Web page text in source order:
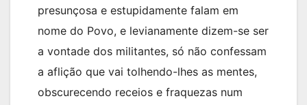
presunçosa e estupidamente falam em
nome do Povo, e levianamente dizem-se ser
a vontade dos militantes, só não confessam
a aflição que vai tolhendo-lhes as mentes,
obscurecendo receios e fraquezas num